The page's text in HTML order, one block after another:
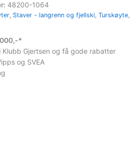
48200-1064
, Staver - langrenn og fjellski, Turskøyte,
*
Klubb Gjertsen og få gode rabatter
og SVEA